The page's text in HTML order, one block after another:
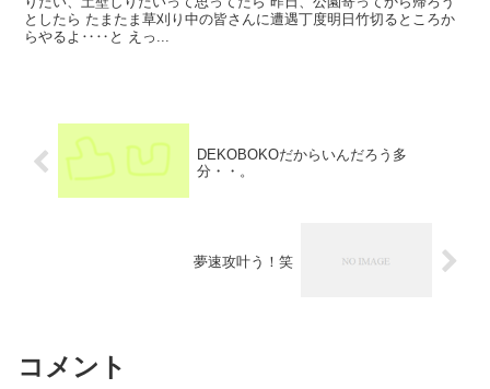
としたら たまたま草刈り中の皆さんに遭遇丁度明日竹切るところか
らやるよ‥‥と えっ...
DEKOBOKOだからいんだろう多
分・・。
夢速攻叶う！笑
コメント